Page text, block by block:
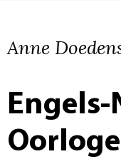
Anne
Engels-